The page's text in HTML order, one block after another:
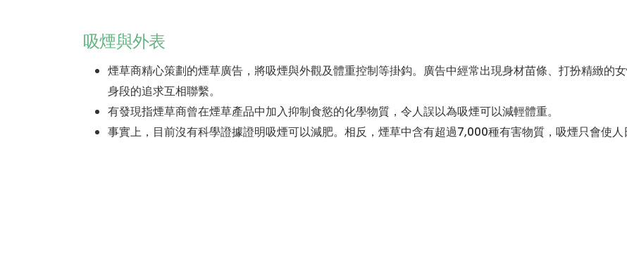
吸煙與外表
煙草商精心策劃的煙草廣告，將吸煙與外觀及體重控制等掛鈎。廣告中經常出現身材苗條、打扮精緻的
身段的追求互相聯繫。
有發現指煙草商曾在煙草產品中加入抑制食慾的化學物質，令人誤以為吸煙可以減輕體重。
事實上，目前沒有科學證據證明吸煙可以減肥。相反，煙草中含有超過7,000種有害物質，吸煙只會使人